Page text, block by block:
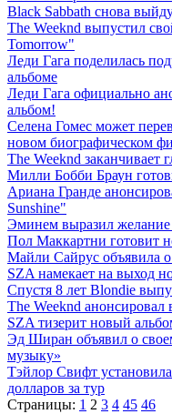
Black Sabbath снова
The Weeknd выпустил
Tomorrow"
Леди Гага поделилась
альбоме
Леди Гага официально
альбом!
Селена Гомес может
новом биографическом
The Weeknd заканчивает
Милли Бобби Браун
Ариана Гранде
Sunshine"
Эминем выразил желание
Пол Маккартни готовит
Майли Сайрус объявила
SZA намекает на выход
Спустя 8 лет Blondie
The Weeknd анонсировал
SZA тизерит новый
Эд Ширан объявил о
музыку»
Тэйлор Свифт
долларов за тур
Страницы: 1 2 3 4 45 46